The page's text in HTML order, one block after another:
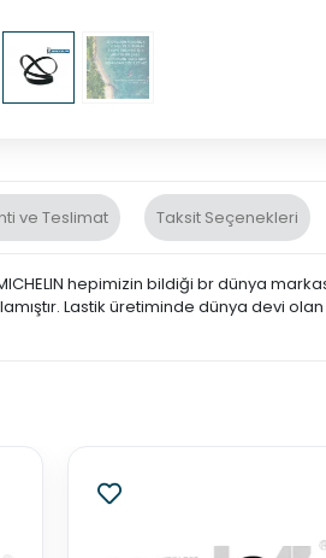
ve Teslimat Taksit Seçenekleri
- MICHELIN hepimizin bildiği br dünya
Lastik üretiminde dünya devi olan